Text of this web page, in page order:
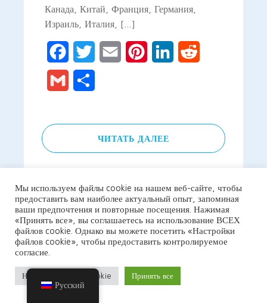
Канада, Китай, Франция, Германия,
Израиль, Италия, […]
FacebookTwitter Email PinterestLinkedIn
Gmail
ЧИТАТЬ ДАЛЕЕ
Мы используем файлы cookie на нашем веб-сайте, чтобы
предоставить вам наиболее актуальный опыт, запоминая
ваши предпочтения и повторные посещения. Нажимая
«Принять все», вы соглашаетесь на использование ВСЕХ
файлов cookie. Однако вы можете посетить «Настройки
файлов cookie», чтобы предоставить контролируемое
согласие.
Настройки файлов cookie Принять все
Русский